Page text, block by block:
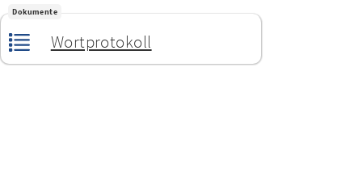
Dokumente
Wortprotokoll